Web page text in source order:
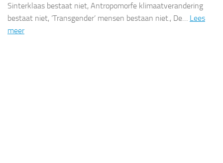
Sinterklaas bestaat niet, Antropomorfe klimaatverandering
bestaat niet, ‘Transgender’ mensen bestaan niet., De… Lees
meer